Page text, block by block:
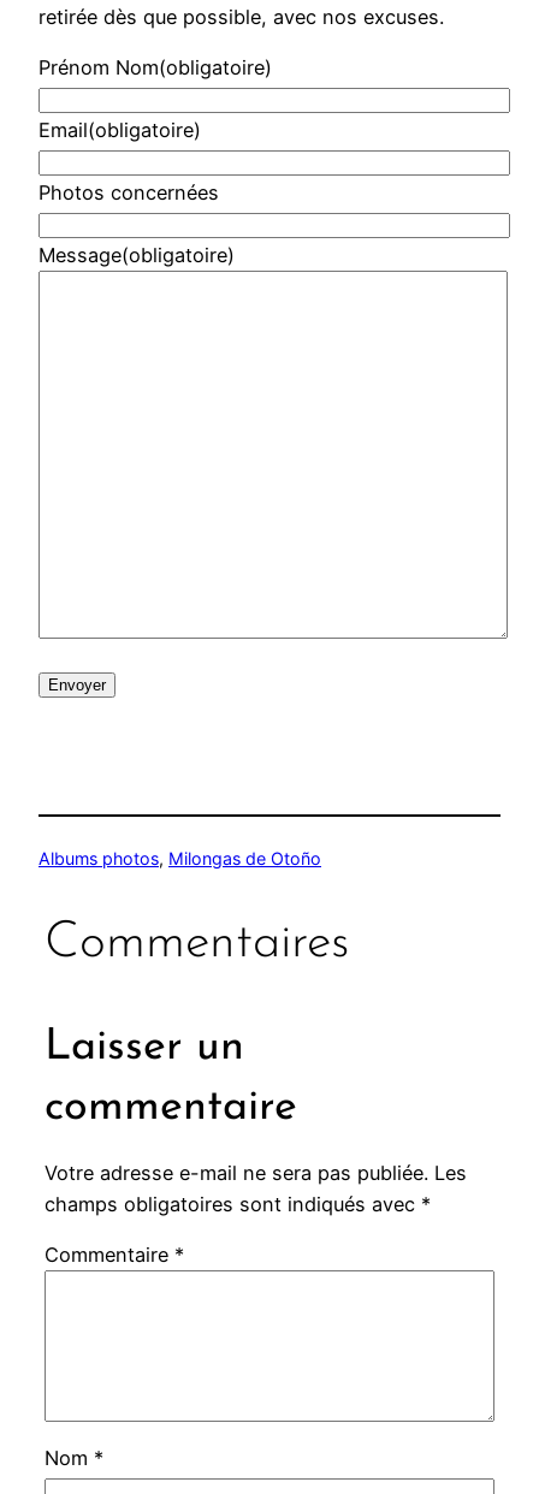
retirée dès que possible, avec nos excuses.
Prénom Nom(obligatoire)
Email(obligatoire)
Photos concernées
Message(obligatoire)
Envoyer
Albums photos, Milongas de Otoño
Commentaires
Laisser un
commentaire
Votre adresse e-mail ne sera pas publiée. Les
champs obligatoires sont indiqués avec *
Commentaire *
Nom *